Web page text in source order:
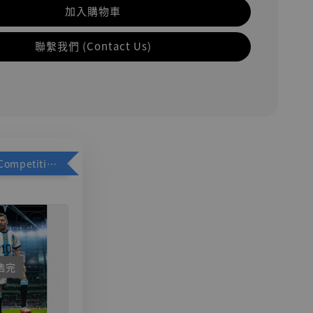
加入購物車
聯繫我們 (Contact Us)
加購優惠【Competitive Toys 梅西 [CM001]】
完